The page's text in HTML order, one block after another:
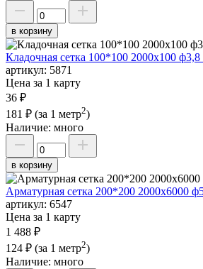
в корзину
Кладочная сетка 100*100 2000х100
артикул: 5871
Цена за 1 карту
36 ₽
181 ₽ (за 1 метр2)
Наличие: много
в корзину
Арматурная сетка 200*200 2000х6000
артикул: 6547
Цена за 1 карту
1 488 ₽
124 ₽ (за 1 метр2)
Наличие: много